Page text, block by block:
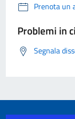
Prenota un
Problemi in
Segnala